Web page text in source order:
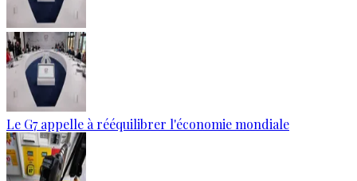
Le G7 appelle à rééquilibrer l'économie mondiale